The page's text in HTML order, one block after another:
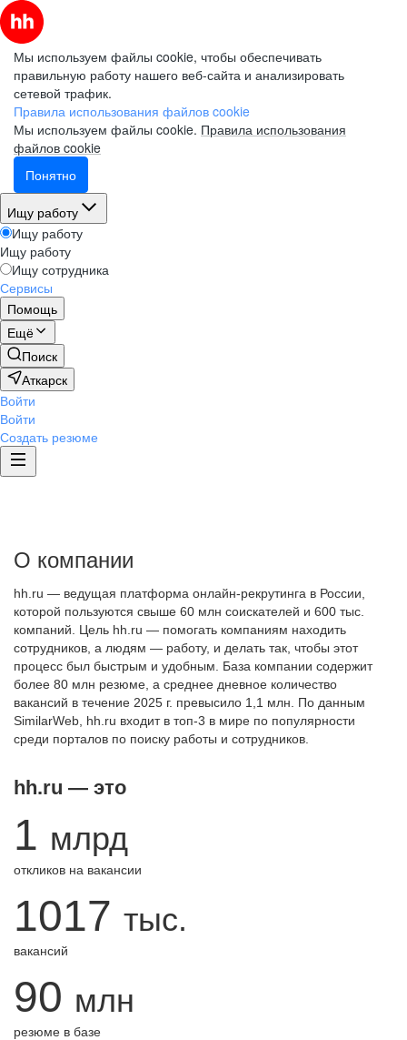
Мы используем файлы cookie, чтобы обеспечивать
правильную работу нашего веб-сайта и анализировать
сетевой трафик.
Правила использования файлов cookie
Мы используем файлы cookie. Правила использования
файлов cookie
Понятно
Ищу работу
Ищу работу
Ищу работу
Ищу сотрудника
Сервисы
Помощь
Ещё
Поиск
Аткарск
Войти
Войти
Создать резюме
О компании
hh.ru — ведущая платформа онлайн-рекрутинга в России,
которой пользуются свыше 60 млн соискателей и 600 тыс.
компаний. Цель hh.ru — помогать компаниям находить
сотрудников, а людям — работу, и делать так, чтобы этот
процесс был быстрым и удобным. База компании содержит
более 80 млн резюме, а среднее дневное количество
вакансий в течение 2025 г. превысило 1,1 млн. По данным
SimilarWeb, hh.ru входит в топ-3 в мире по популярности
среди порталов по поиску работы и сотрудников.
hh.ru — это
1 млрд
откликов на вакансии
1017 тыс.
вакансий
90 млн
резюме в базе